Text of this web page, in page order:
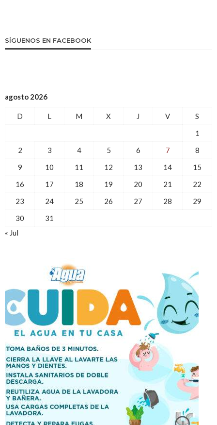
SÍGUENOS EN FACEBOOK
agosto 2026
D L M X J V
S
1
2
3 4 5 6 7
8
9
10 11 12 13 14
15
16
17 18 19 20 21
22
23
24 25 26 27 28
29
30
31
« Jul